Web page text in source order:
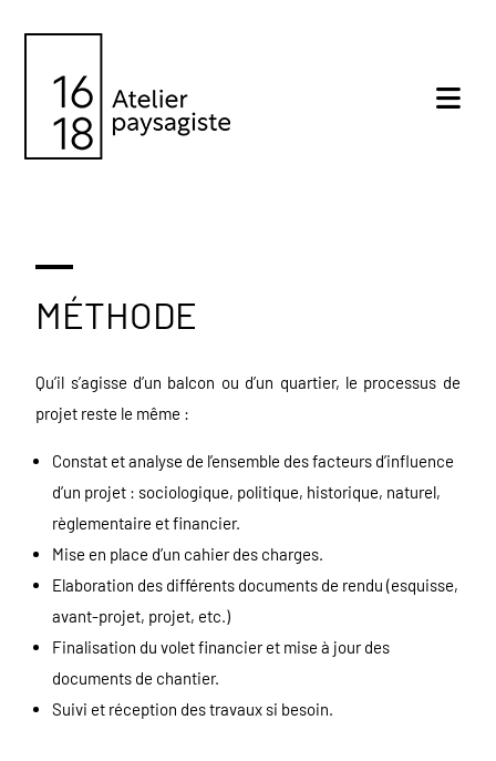
MÉTHODE
Qu’il s’agisse d’un balcon ou d’un quartier, le processus de
projet reste le même :
Constat et analyse de l’ensemble des facteurs d’influence
d’un projet : sociologique, politique, historique, naturel,
règlementaire et financier.
Mise en place d’un cahier des charges.
Elaboration des différents documents de rendu (esquisse,
avant-projet, projet, etc.)
Finalisation du volet financier et mise à jour des
documents de chantier.
Suivi et réception des travaux si besoin.